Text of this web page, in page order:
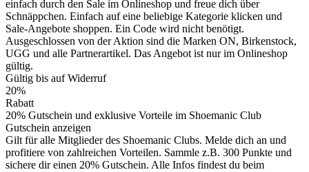
einfach durch den Sale im Onlineshop und freue dich über
Schnäppchen. Einfach auf eine beliebige Kategorie klicken und
Sale-Angebote shoppen. Ein Code wird nicht benötigt.
Ausgeschlossen von der Aktion sind die Marken ON, Birkenstock,
UGG und alle Partnerartikel. Das Angebot ist nur im Onlineshop
gültig.
Gültig bis auf Widerruf
20%
Rabatt
20% Gutschein und exklusive Vorteile im Shoemanic Club
Gutschein anzeigen
Gilt für alle Mitglieder des Shoemanic Clubs. Melde dich an und
profitiere von zahlreichen Vorteilen. Sammle z.B. 300 Punkte und
sichere dir einen 20% Gutschein. Alle Infos findest du beim